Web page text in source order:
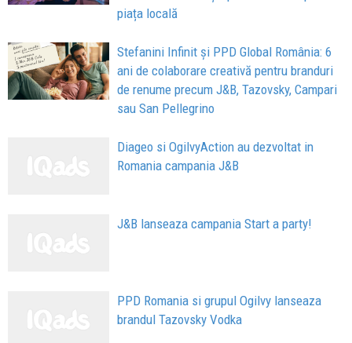
piața locală
Stefanini Infinit și PPD Global România: 6
ani de colaborare creativă pentru branduri
de renume precum J&B, Tazovsky, Campari
sau San Pellegrino
Diageo si OgilvyAction au dezvoltat in
Romania campania J&B
J&B lanseaza campania Start a party!
PPD Romania si grupul Ogilvy lanseaza
brandul Tazovsky Vodka